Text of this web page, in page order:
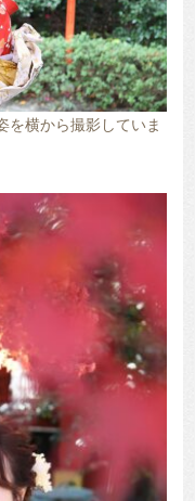
を横から撮影していま